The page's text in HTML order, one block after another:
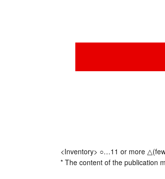
<Inventory> ○…11 or more
* The content of the publication